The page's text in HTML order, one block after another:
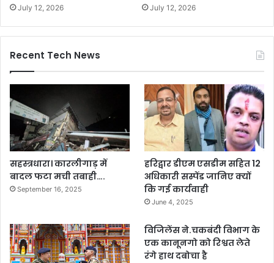
July 12, 2026 July 12, 2026
Recent Tech News
सहस्त्रधारा। कारलीगाड़ में
बादल फटा मची तबाही….
September 16, 2025
हरिद्वार डीएम एसडीम सहित 12
अधिकारी सस्पेंड जानिए क्यों
कि गई कार्यवाही
June 4, 2025
विजिलेंस ने.चकबंदी विभाग के
एक कानूनगो को रिश्वत लेते
रंगे हाथ दबोचा है